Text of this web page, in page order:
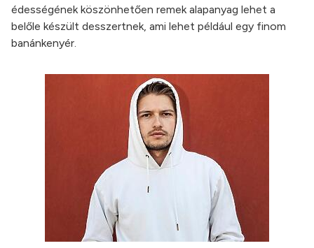
édességének köszönhetően remek alapanyag lehet a
belőle készült desszertnek, ami lehet például egy finom
banánkenyér.